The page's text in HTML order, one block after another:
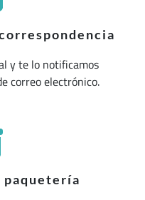
y te lo notificamos
correo electrónico.
paquetería